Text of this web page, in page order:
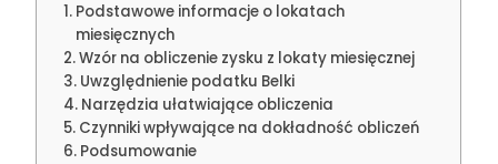
Podstawowe informacje o lokatach
miesięcznych
Wzór na obliczenie zysku z lokaty miesięcznej
Uwzględnienie podatku Belki
Narzędzia ułatwiające obliczenia
Czynniki wpływające na dokładność obliczeń
Podsumowanie